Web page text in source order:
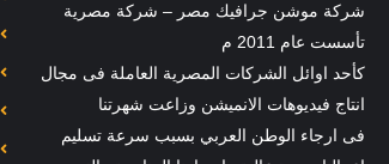
شركة موشن جرافيك مصر – شركة مصرية
تأسست عام 2011 م
كأحد اوائل الشركات المصرية العاملة فى مجال
انتاج فيديوهات الانميشن وزاعت شهرتنا
فى ارجاء الوطن العربي بسبب سرعة تسليم